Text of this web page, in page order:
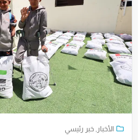
الأخبار ,خبر رئيسي